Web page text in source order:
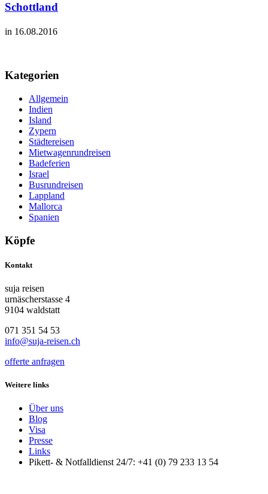
Schottland
in 16.08.2016
Kategorien
Allgemein
Indien
Island
Zypern
Städtereisen
Mietwagenrundreisen
Badeferien
Israel
Busrundreisen
Lappland
Mallorca
Spanien
Köpfe
Kontakt
suja reisen
urnäscherstasse 4
9104 waldstatt
071 351 54 53
info@suja-reisen.ch
offerte anfragen
Weitere links
Über uns
Blog
Visa
Presse
Links
Pikett- & Notfalldienst 24/7: +41 (0) 79 233 13 54